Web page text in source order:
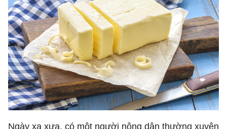
Ngày xa xưa, có một người nông dân thường xuyên